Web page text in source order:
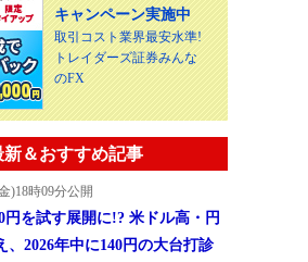
キャンペーン実施中
取引コスト業界最安水準!
トレイダーズ証券みんな
のFX
＆おすすめ記事
)18時09分公開
円を試す展開に!? 米ドル高・円
、2026年中に140円の大台打診